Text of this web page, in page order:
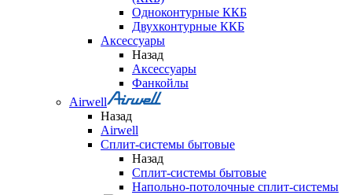
Одноконтурные ККБ
Двухконтурные ККБ
Аксессуары
Назад
Аксессуары
Фанкойлы
Airwell
Назад
Airwell
Сплит-системы бытовые
Назад
Сплит-системы бытовые
Напольно-потолочные сплит-системы